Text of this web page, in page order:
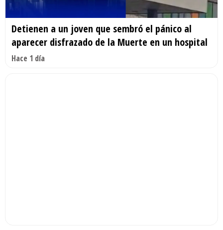
Detienen a un joven que sembró el pánico al
aparecer disfrazado de la Muerte en un hospital
Hace 1 día